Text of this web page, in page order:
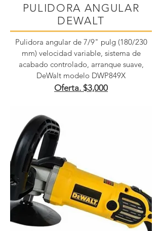
PULIDORA ANGULAR
DEWALT
Pulidora angular de 7/9" pulg (180/230
mm) velocidad variable, sistema de
acabado controlado, arranque suave,
DeWalt modelo DWP849X
Oferta. $3,000